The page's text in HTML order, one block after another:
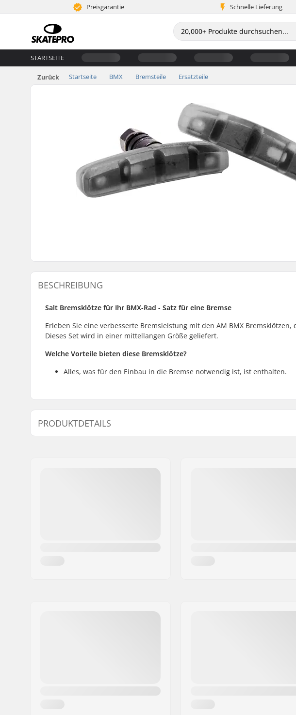
Preisgarantie Schnelle Lieferung
STARTSEITE
Zurück Startseite BMX Bremsteile Ersatzteile
BESCHREIBUNG
Salt Bremsklötze für Ihr BMX-Rad - Satz für eine Bremse
Erleben Sie eine verbesserte Bremsleistung mit den AM BMX
Dieses Set wird in einer mittellangen Größe geliefert.
Welche Vorteile bieten diese Bremsklötze?
Alles, was für den Einbau in die Bremse notwendig ist, ist enthalten.
PRODUKTDETAILS